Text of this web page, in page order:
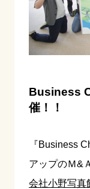
Business
催！！
『Business
アップのＭ&
会社小野写真